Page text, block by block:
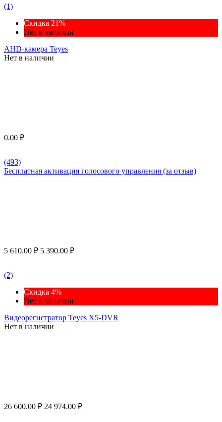
(1)
Скидка 21%
Нет в наличии
AHD-камера Teyes
Нет в наличии
0.00 ₽
(493)
Бесплатная активация голосового управления (за отзыв)
5 610.00 ₽ 5 390.00 ₽
(2)
Скидка 4%
Нет в наличии
Видеорегистратор Teyes X5-DVR
Нет в наличии
26 600.00 ₽ 24 974.00 ₽